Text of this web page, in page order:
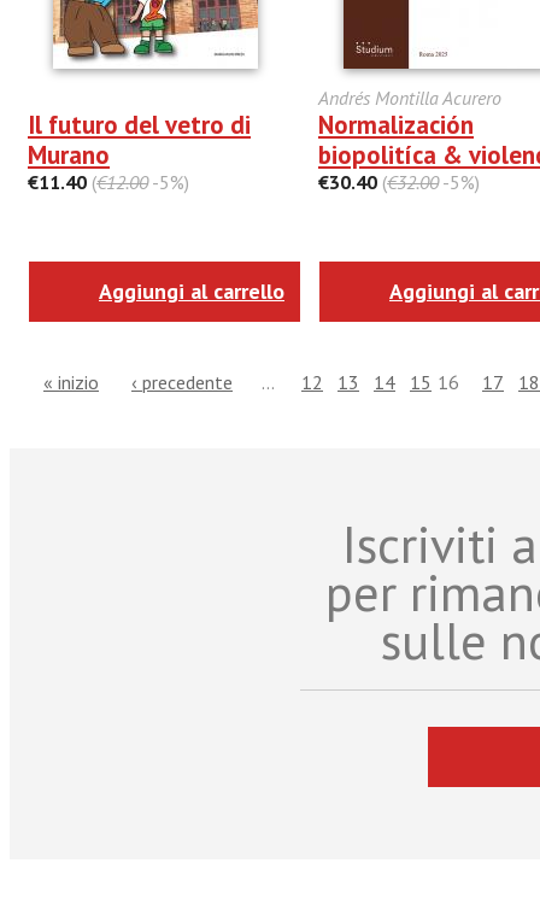
Il futuro del vetro di
Murano
€11.40 (€12.00-5%)
Aggiungi al carrello
Andrés Montilla Acurero
Normalización
biopolitíca &
€30.40 (€32.00-5%)
Aggiungi al
« inizio ‹ precedente … 12 13 14 15 16 17 18
Iscriviti
per
sulle